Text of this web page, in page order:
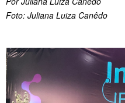
Foto: Juliana Luiza Canêdo